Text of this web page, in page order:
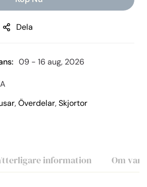
Dela
09 - 16 aug, 2026
,Överdelar,Skjortor
information Om